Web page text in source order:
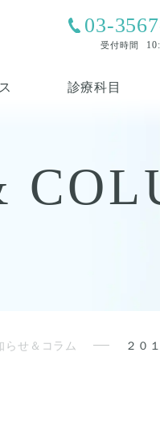
03-
受付時間
診療科目
らせ＆コラム ２０